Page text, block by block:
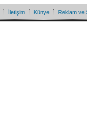
İletişim Künye Reklam ve